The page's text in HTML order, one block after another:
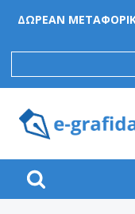
ΔΩΡΕΑΝ